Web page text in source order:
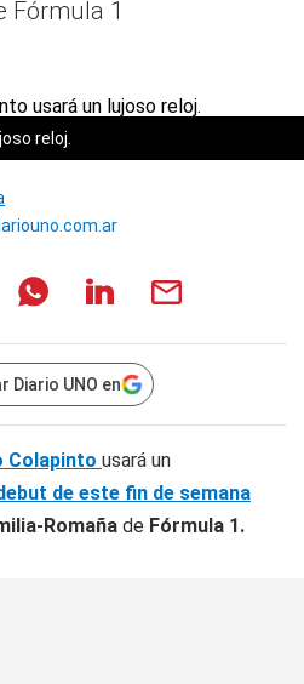
Fórmula 1
reloj.
Diario UNO en
Colapinto usará un
de este fin de semana
Romaña de Fórmula 1.